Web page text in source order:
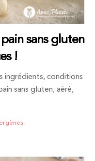
sans gluten
!
ingrédients, conditions
sans gluten, aéré,